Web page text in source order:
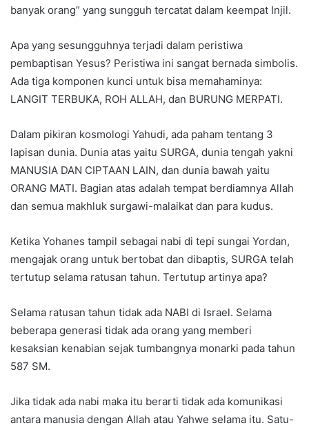
banyak orang” yang sungguh tercatat dalam keempat Injil.
Apa yang sesungguhnya terjadi dalam peristiwa
pembaptisan Yesus? Peristiwa ini sangat bernada simbolis.
Ada tiga komponen kunci untuk bisa memahaminya:
LANGIT TERBUKA, ROH ALLAH, dan BURUNG MERPATI.
Dalam pikiran kosmologi Yahudi, ada paham tentang 3
lapisan dunia. Dunia atas yaitu SURGA, dunia tengah yakni
MANUSIA DAN CIPTAAN LAIN, dan dunia bawah yaitu
ORANG MATI. Bagian atas adalah tempat berdiamnya Allah
dan semua makhluk surgawi-malaikat dan para kudus.
Ketika Yohanes tampil sebagai nabi di tepi sungai Yordan,
mengajak orang untuk bertobat dan dibaptis, SURGA telah
tertutup selama ratusan tahun. Tertutup artinya apa?
Selama ratusan tahun tidak ada NABI di Israel. Selama
beberapa generasi tidak ada orang yang memberi
kesaksian kenabian sejak tumbangnya monarki pada tahun
587 SM.
Jika tidak ada nabi maka itu berarti tidak ada komunikasi
antara manusia dengan Allah atau Yahwe selama itu. Satu-